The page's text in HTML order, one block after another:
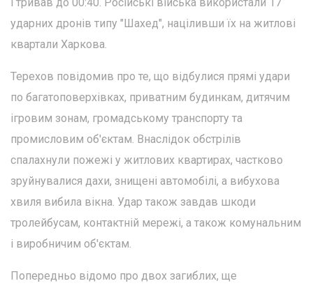
ударних дронів типу "Шахед", націливши їх на житлові
квартали Харкова.
Терехов повідомив про те, що відбулися прямі удари
по багатоповерхівках, приватним будинкам, дитячим
ігровим зонам, громадському транспорту та
промисловим об'єктам. Внаслідок обстрілів
спалахнули пожежі у житлових квартирах, частково
зруйнувалися дахи, знищені автомобілі, а вибухова
хвиля вибила вікна. Удар також завдав шкоди
тролейбусам, контактній мережі, а також комунальним
і виробничим об'єктам.
Попередньо відомо про двох загиблих, ще